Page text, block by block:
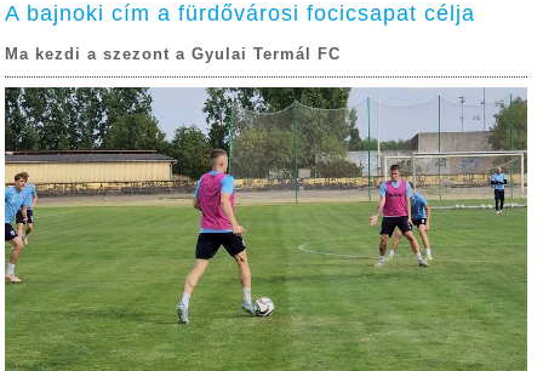
A bajnoki cím a fürdővárosi focicsapat célja
Ma kezdi a szezont a Gyulai Termál FC